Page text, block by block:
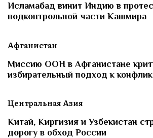
Исламабад винит Индию в
подконтрольной части Кашмира
Афганистан
Миссию ООН в Афганистане
избирательный подход к
Центральная Азия
Китай, Киргизия и Узбекистан
дорогу в обход России